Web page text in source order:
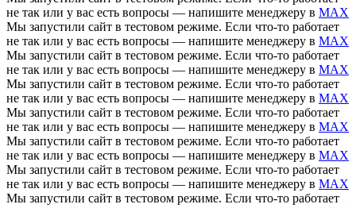
не так или у вас есть вопросы — напишите менеджеру в MAX
Мы запустили сайт в тестовом режиме. Если что-то работает
не так или у вас есть вопросы — напишите менеджеру в MAX
Мы запустили сайт в тестовом режиме. Если что-то работает
не так или у вас есть вопросы — напишите менеджеру в MAX
Мы запустили сайт в тестовом режиме. Если что-то работает
не так или у вас есть вопросы — напишите менеджеру в MAX
Мы запустили сайт в тестовом режиме. Если что-то работает
не так или у вас есть вопросы — напишите менеджеру в MAX
Мы запустили сайт в тестовом режиме. Если что-то работает
не так или у вас есть вопросы — напишите менеджеру в MAX
Мы запустили сайт в тестовом режиме. Если что-то работает
не так или у вас есть вопросы — напишите менеджеру в MAX
Мы запустили сайт в тестовом режиме. Если что-то работает